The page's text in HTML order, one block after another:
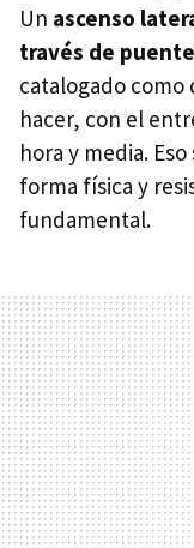
Un ascenso
través de
catalogado
hacer, con el
hora y media.
forma física y
fundamental.